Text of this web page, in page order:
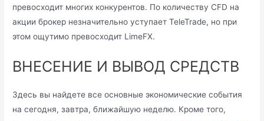
превосходит многих конкурентов. По количеству CFD на
акции брокер незначительно уступает TeleTrade, но при
этом ощутимо превосходит LimeFX.
ВНЕСЕНИЕ И ВЫВОД СРЕДСТВ
Здесь вы найдете все основные экономические события
на сегодня, завтра, ближайшую неделю. Кроме того,